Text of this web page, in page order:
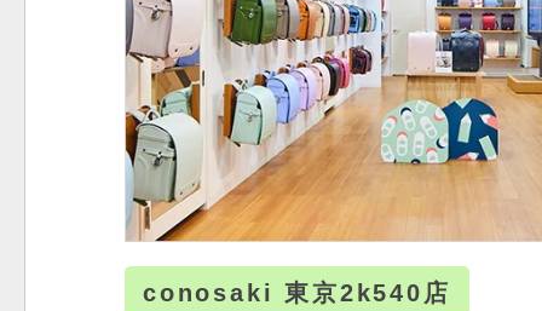
conosaki 東京2k540店